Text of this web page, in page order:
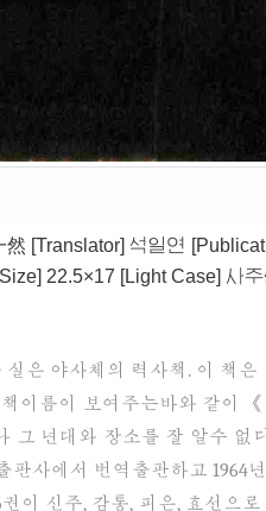
然 [Translator] 석일연
22.5×17 [Light Case] 사
은 야사체의 력사책. 이 책
이름이 보여주는바와 같이
년대와 장소를 잘 알수 없
사에서 번역출판하고 1964
이 신주, 감통, 피은, 효선으